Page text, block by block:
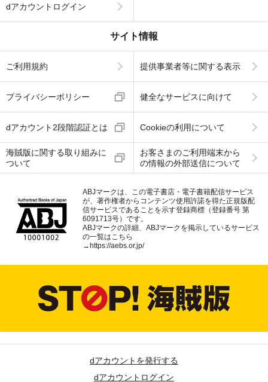
dアカウントログイン
サイト情報
ご利用規約 提供事業者等に関する表示
プライバシーポリシー 健全なサービスに向けて
dアカウント2段階認証とは Cookieの利用について
海賊版に関する取り組みに
ついて
お客さまのご利用端末から
の情報の外部送信について
ABJマークは、この電子書店・電子書籍配信サービス
が、著作権者からコンテンツ使用許諾を得た正規版配
信サービスであることを示す登録商標（登録番号 第
6091713号）です。
ABJマークの詳細、ABJマークを掲示しているサービス
の一覧はこちら
→ https://aebs.or.jp/
dアカウントを発行する
dアカウントログイン